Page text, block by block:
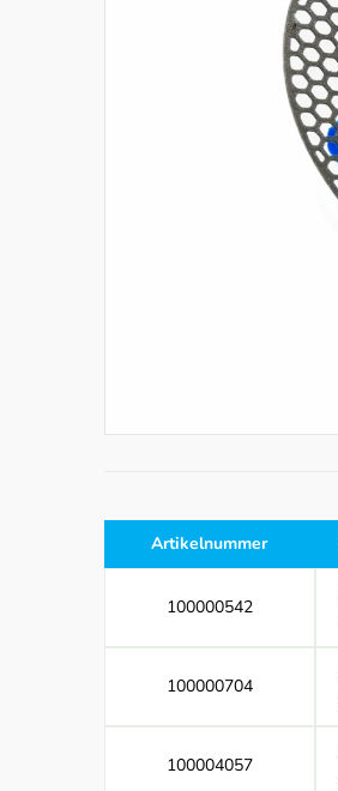
Artikelnummer
100000542
100000704
100004057